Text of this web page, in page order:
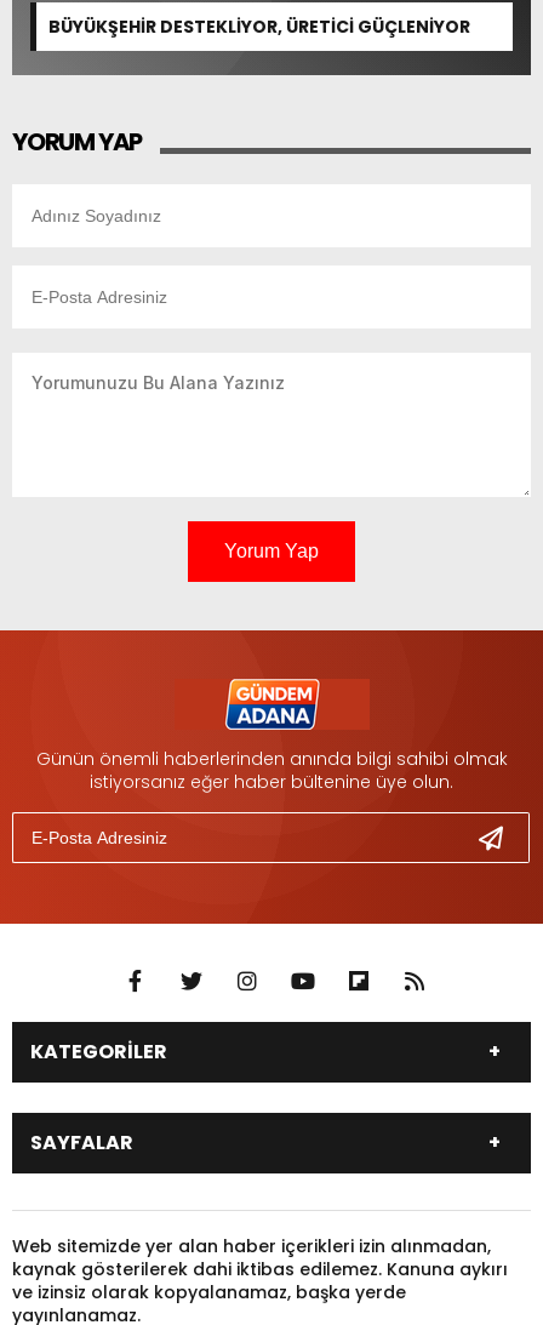
BÜYÜKŞEHİR DESTEKLİYOR, ÜRETİCİ GÜÇLENİYOR
YORUM YAP
Yorum Yap
Günün önemli haberlerinden anında bilgi sahibi olmak
istiyorsanız eğer haber bültenine üye olun.
KATEGORİLER
DÜNYA
SİYASET
EKONOMİ
SAĞLIK
SPOR
TARIM
YEREL YÖNETİM
GÜNDEM
HAYVANLAR
KADIN
KONSER
KÜLTÜR & SANAT
SAYFALAR
Pariteler
Canlı Sonuçlar
Puan Durumu
Fikstür
Gazeteler
Burçlar
Web sitemizde yer alan haber içerikleri izin alınmadan,
kaynak gösterilerek dahi iktibas edilemez. Kanuna aykırı
ve izinsiz olarak kopyalanamaz, başka yerde
yayınlanamaz.